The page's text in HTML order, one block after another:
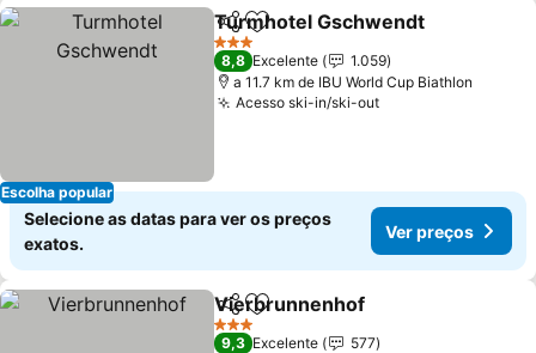
Escolha popular
PartilharAdicionar aos favoritos
Turmhotel Gschwendt
3 Estrelas
8,8 Excelente
1.059
a 11.7 km de IBU World Cup Biathlon
Acesso ski-in/ski-out
Selecione as datas para ver os preços
exatos.
Ver preços
PartilharAdicionar aos favoritos
Vierbrunnenhof
3 Estrelas
9,3 Excelente
577